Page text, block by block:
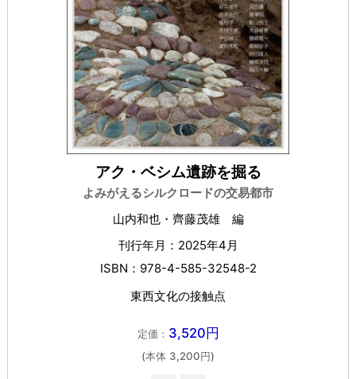
アク・ベシム遺跡を掘る
よみがえるシルクロードの交易都市
山内和也・齊藤茂雄 編
刊行年月：2025年4月
ISBN：978-4-585-32548-2
東西文化の接触点
定価： 3,520円
(本体 3,200円)